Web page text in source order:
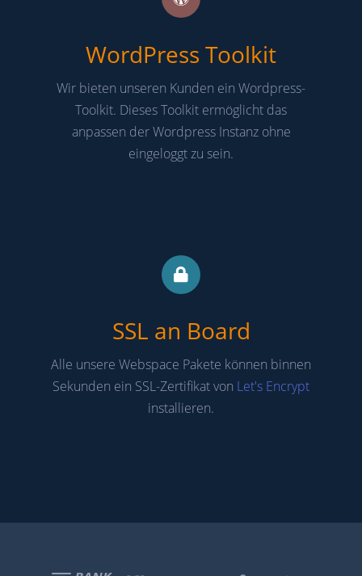
WordPress Toolkit
Wir bieten unseren Kunden ein Wordpress-
Toolkit. Dieses Toolkit ermöglicht das
anpassen der Wordpress Instanz ohne
eingeloggt zu sein.
SSL an Board
Alle unsere Webspace Pakete können binnen
Sekunden ein SSL-Zertifikat von Let's Encrypt
installieren.